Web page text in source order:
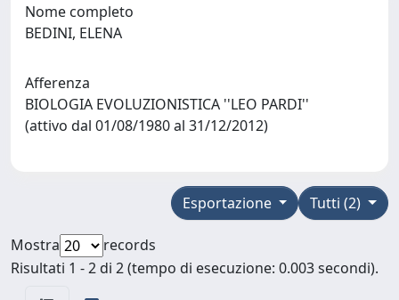
Nome completo
BEDINI, ELENA
Afferenza
BIOLOGIA EVOLUZIONISTICA ''LEO PARDI''
(attivo dal 01/08/1980 al 31/12/2012)
Tutti (2)
Esportazione
Mostra
records
Risultati 1 - 2 di 2 (tempo di esecuzione: 0.003 secondi).